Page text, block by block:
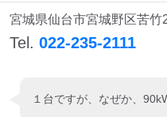
宮城県仙台市宮城野区苦竹
Tel. 022-235-2111